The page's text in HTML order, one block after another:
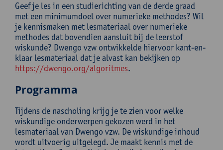
Geef je les in een studierichting van de derde graad
met een minimumdoel over numerieke methodes? Wil
je kennismaken met lesmateriaal over numerieke
methodes dat bovendien aansluit bij de leerstof
wiskunde? Dwengo vzw ontwikkelde hiervoor kant-en-
klaar lesmateriaal dat je alvast kan bekijken op
https://dwengo.org/algoritmes.
Programma
Tijdens de nascholing krijg je te zien voor welke
wiskundige onderwerpen gekozen werd in het
lesmateriaal van Dwengo vzw. De wiskundige inhoud
wordt uitvoerig uitgelegd. Je maakt kennis met de